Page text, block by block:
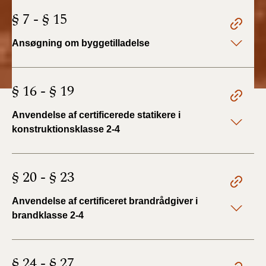
§ 7 - § 15
Ansøgning om byggetilladelse
§ 16 - § 19
Anvendelse af certificerede statikere i
konstruktionsklasse 2-4
§ 20 - § 23
Anvendelse af certificeret brandrådgiver i
brandklasse 2-4